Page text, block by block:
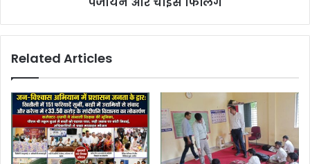
Related Articles